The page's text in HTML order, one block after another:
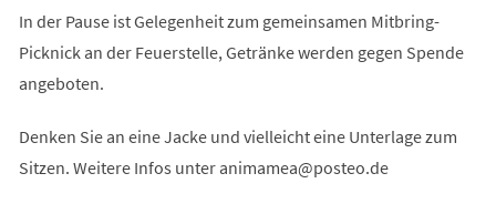
In der Pause ist Gelegenheit zum gemeinsamen Mitbring-
Picknick an der Feuerstelle, Getränke werden gegen Spende
angeboten.
Denken Sie an eine Jacke und vielleicht eine Unterlage zum
Sitzen. Weitere Infos unter animamea posteo de